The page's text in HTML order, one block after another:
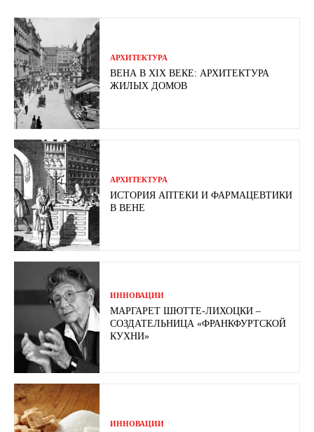
АРХИТЕКТУРА
ВЕНА В XIX ВЕКЕ: АРХИТЕКТУРА
ЖИЛЫХ ДОМОВ
АРХИТЕКТУРА
ИСТОРИЯ АПТЕКИ И ФАРМАЦЕВТИКИ
В ВЕНЕ
ИННОВАЦИИ
МАРГАРЕТ ШЮТТЕ-ЛИХОЦКИ –
СОЗДАТЕЛЬНИЦА «ФРАНКФУРТСКОЙ
КУХНИ»
ИННОВАЦИИ